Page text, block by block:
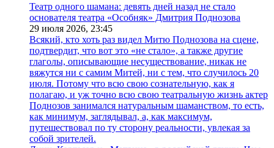
Театр одного шамана: девять дней назад не стало
основателя театра «Особняк» Дмитрия Поднозова
29 июля 2026, 23:45
Всякий, кто хоть раз видел Митю Поднозова на сцене,
подтвердит, что вот это «не стало», а также другие
глаголы, описывающие несуществование, никак не
вяжутся ни с самим Митей, ни с тем, что случилось 20
июля. Потому что всю свою сознательную, как я
полагаю, и уж точно всю свою театральную жизнь актер
Поднозов занимался натуральным шаманством, то есть,
как минимум, заглядывал, а, как максимум,
путешествовал по ту сторону реальности, увлекая за
собой зрителей.